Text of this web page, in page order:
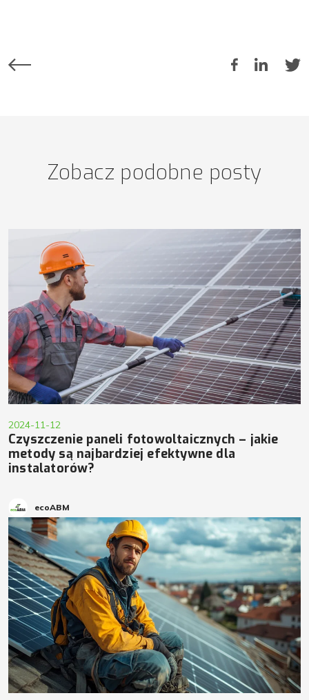
Zobacz podobne posty
2024-11-12
Czyszczenie paneli fotowoltaicznych – jakie
metody są najbardziej efektywne dla
instalatorów?
ecoABM